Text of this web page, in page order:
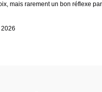
mais rarement un bon réflexe par